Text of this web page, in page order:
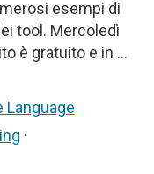
esempi di
tool. Mercoledì
è gratuito e in …
Language
·